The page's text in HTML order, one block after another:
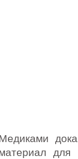
для